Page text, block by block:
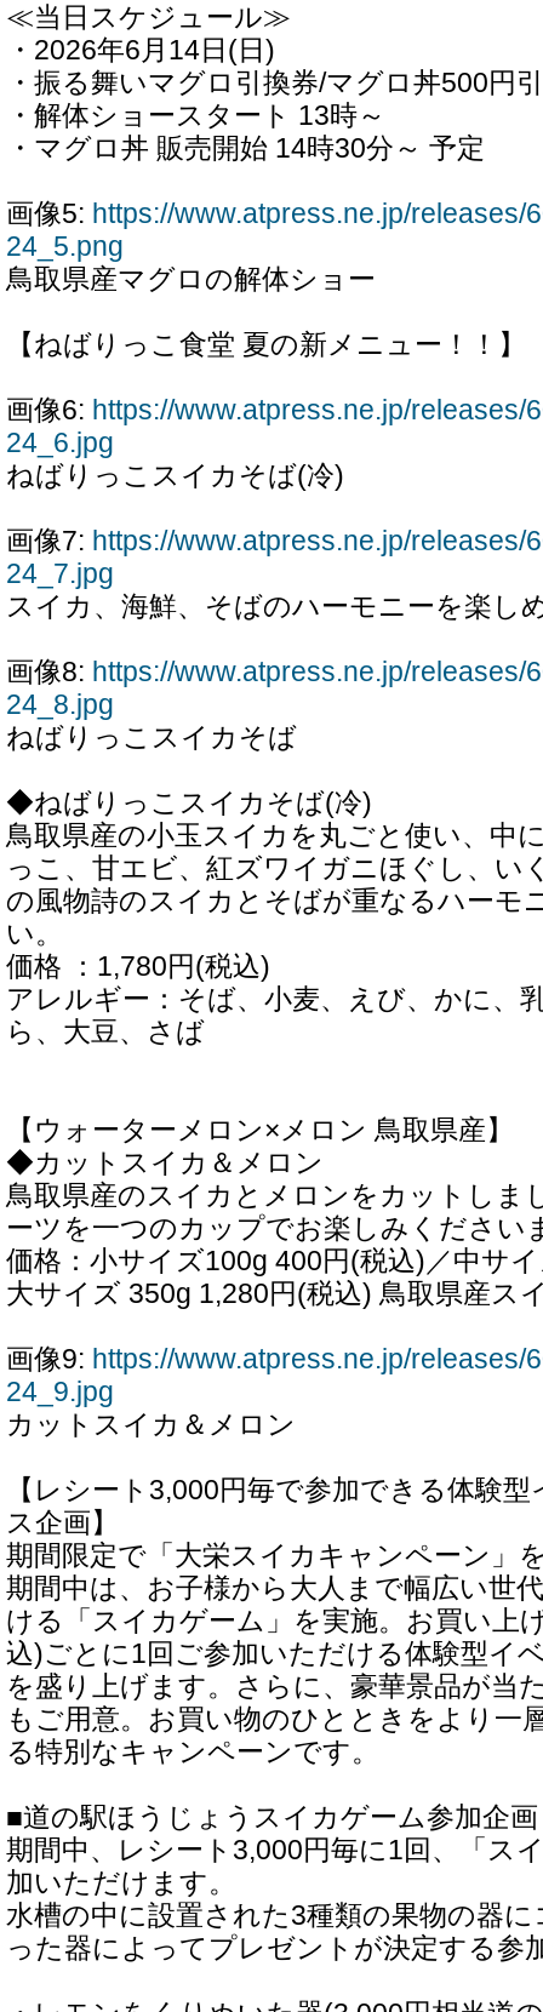
≪当日スケジュール≫
・2026年6月14日(日)
・振る舞いマグロ引換券/マグロ丼500円
・解体ショースタート 13時～
・マグロ丼 販売開始 14時30分～ 予定
画像5: https://www.atpress.ne.jp/releases/
24_5.png
鳥取県産マグロの解体ショー
【ねばりっこ食堂 夏の新メニュー！！】
画像6: https://www.atpress.ne.jp/releases/
24_6.jpg
ねばりっこスイカそば(冷)
画像7: https://www.atpress.ne.jp/releases/
24_7.jpg
スイカ、海鮮、そばのハーモニーを楽し
画像8: https://www.atpress.ne.jp/releases/
24_8.jpg
ねばりっこスイカそば
◆ねばりっこスイカそば(冷)
鳥取県産の小玉スイカを丸ごと使い、中
っこ、甘エビ、紅ズワイガニほぐし、い
の風物詩のスイカとそばが重なるハーモ
い。
価格 ：1,780円(税込)
アレルギー：そば、小麦、えび、かに、
ら、大豆、さば
【ウォーターメロン×メロン 鳥取県産】
◆カットスイカ＆メロン
鳥取県産のスイカとメロンをカットしま
ーツを一つのカップでお楽しみください
価格：小サイズ100g 400円(税込)／中サ
大サイズ 350g 1,280円(税込) 鳥取県産ス
画像9: https://www.atpress.ne.jp/releases/
24_9.jpg
カットスイカ＆メロン
【レシート3,000円毎で参加できる体験
ス企画】
期間限定で「大栄スイカキャンペーン」
期間中は、お子様から大人まで幅広い世
ける「スイカゲーム」を実施。お買い上
込)ごとに1回ご参加いただける体験型イ
を盛り上げます。さらに、豪華景品が当
もご用意。お買い物のひとときをより一
る特別なキャンペーンです。
■道の駅ほうじょうスイカゲーム参加企画
期間中、レシート3,000円毎に1回、「ス
加いただけます。
水槽の中に設置された3種類の果物の器
った器によってプレゼントが決定する参